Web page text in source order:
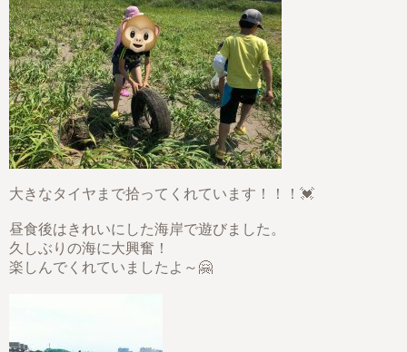
大きなタイヤまで拾ってくれています！！！💓
昼食後はきれいにした海岸で遊びました。
久しぶりの海に大興奮！
楽しんでくれていましたよ～🤗